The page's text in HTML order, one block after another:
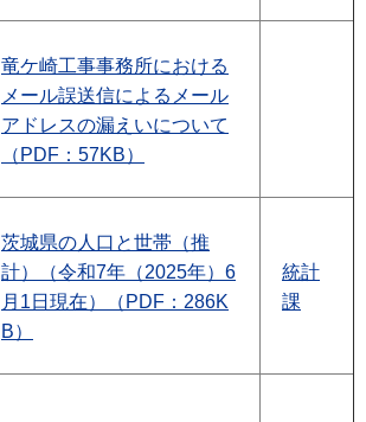
竜ケ崎工事事務所における
メール誤送信によるメール
アドレスの漏えいについて
（PDF：57KB）
茨城県の人口と世帯（推
計）（令和7年（2025年）6
月1日現在）（PDF：286K
B）
統計
課